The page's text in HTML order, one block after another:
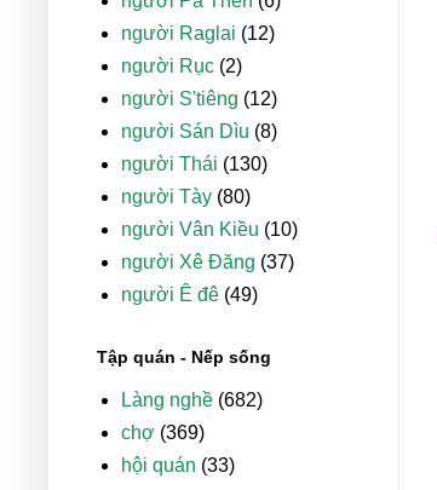
người Raglai (12)
người Rục (2)
người S'tiêng (12)
người Sán Dìu (8)
người Thái (130)
người Tày (80)
người Vân Kiều (10)
người Xê Đăng (37)
người Ê đê (49)
Tập quán - Nếp sống
Làng nghề (682)
chợ (369)
hội quán (33)